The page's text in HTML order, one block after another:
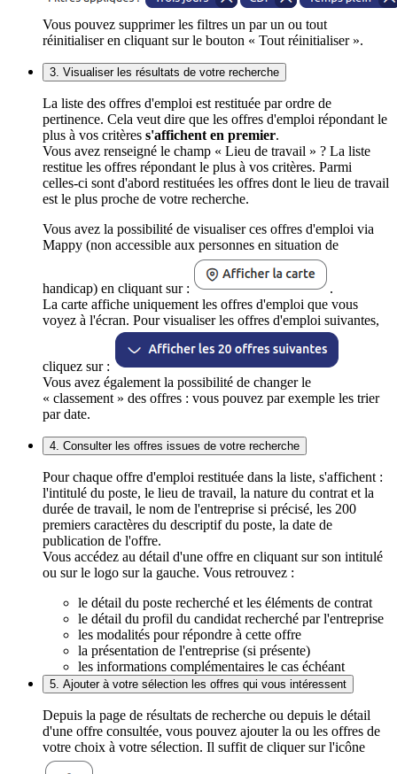
Vous pouvez supprimer les filtres un par un ou tout
réinitialiser en cliquant sur le bouton « Tout réinitialiser ».
3. Visualiser les résultats de votre recherche
La liste des offres d'emploi est restituée par ordre de
pertinence. Cela veut dire que les offres d'emploi répondant le
plus à vos critères s'affichent en premier.
Vous avez renseigné le champ « Lieu de travail » ? La liste
restitue les offres répondant le plus à vos critères. Parmi
celles-ci sont d'abord restituées les offres dont le lieu de travail
est le plus proche de votre recherche.
Vous avez la possibilité de visualiser ces offres d'emploi via
Mappy (non accessible aux personnes en situation de
handicap) en cliquant sur :
.
La carte affiche uniquement les offres d'emploi que vous
voyez à l'écran. Pour visualiser les offres d'emploi suivantes,
cliquez sur :
Vous avez également la possibilité de changer le
« classement » des offres : vous pouvez par exemple les trier
par date.
4. Consulter les offres issues de votre recherche
Pour chaque offre d'emploi restituée dans la liste, s'affichent :
l'intitulé du poste, le lieu de travail, la nature du contrat et la
durée de travail, le nom de l'entreprise si précisé, les 200
premiers caractères du descriptif du poste, la date de
publication de l'offre.
Vous accédez au détail d'une offre en cliquant sur son intitulé
ou sur le logo sur la gauche. Vous retrouvez :
le détail du poste recherché et les éléments de contrat
le détail du profil du candidat recherché par l'entreprise
les modalités pour répondre à cette offre
la présentation de l'entreprise (si présente)
les informations complémentaires le cas échéant
5. Ajouter à votre sélection les offres qui vous intéressent
Depuis la page de résultats de recherche ou depuis le détail
d'une offre consultée, vous pouvez ajouter la ou les offres de
votre choix à votre sélection. Il suffit de cliquer sur l'icône